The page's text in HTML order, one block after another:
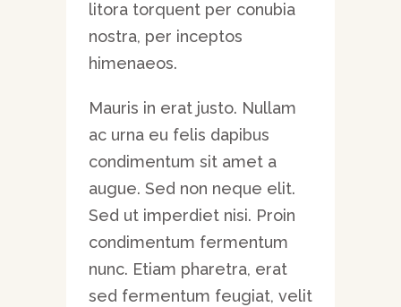
litora torquent per conubia
nostra, per inceptos
himenaeos.
Mauris in erat justo. Nullam
ac urna eu felis dapibus
condimentum sit amet a
augue. Sed non neque elit.
Sed ut imperdiet nisi. Proin
condimentum fermentum
nunc. Etiam pharetra, erat
sed fermentum feugiat, velit